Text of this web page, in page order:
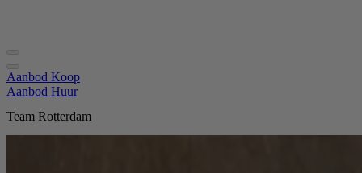
Aanbod Koop
Aanbod Huur
Team Rotterdam